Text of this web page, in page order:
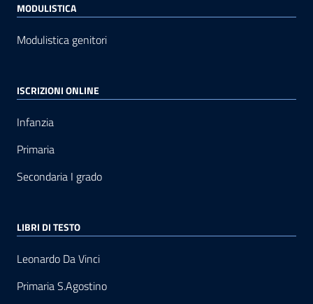
MODULISTICA
Modulistica genitori
ISCRIZIONI ONLINE
Infanzia
Primaria
Secondaria I grado
LIBRI DI TESTO
Leonardo Da Vinci
Primaria S.Agostino